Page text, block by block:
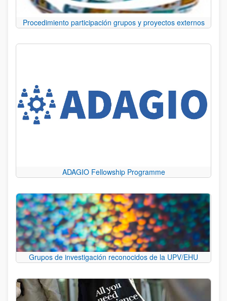
Procedimiento participación grupos y proyectos externos
ADAGIO Fellowship Programme
Grupos de investigación reconocidos de la UPV/EHU